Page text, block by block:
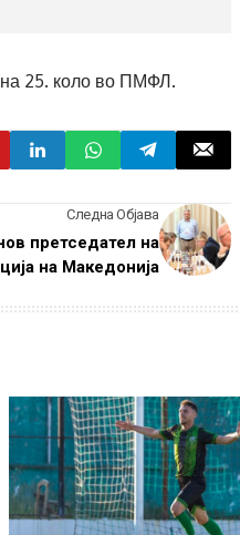
на 25. коло во ПМФЛ.
Следна Објава
претседател на
на Македонија